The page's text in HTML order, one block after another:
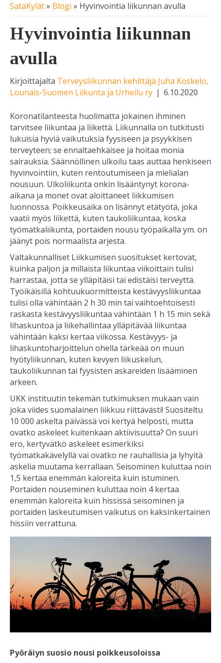
SataKylät» Blogi » Hyvinvointia liikunnan avulla
Hyvinvointia liikunnan
avulla
Kirjoittajalta Terveysliikunnan kehittäjä Juha Koskelo,
Lounais-Suomen Liikunta ja Urheilu ry | 6.10.2020
Koronatilanteesta huolimatta jokainen ihminen
tarvitsee liikuntaa ja liikettä. Liikunnalla on tutkitusti
lukuisia hyviä vaikutuksia fyysiseen ja psyykkisen
terveyteen; se ennaltaehkäisee ja hoitaa monia
sairauksia. Säännöllinen ulkoilu taas auttaa henkiseen
hyvinvointiin, kuten rentoutumiseen ja mielialan
nousuun. Ulkoliikunta onkin lisääntynyt korona-
aikana ja monet ovat aloittaneet liikkumisen
luonnossa. Poikkeusaika on lisännyt etätyötä, joka
vaatii myös liikettä, kuten taukoliikuntaa, koska
työmatkaliikunta, portaiden nousu työpaikalla ym. on
jäänyt pois normaalista arjesta.
Valtakunnalliset Liikkumisen suositukset kertovat,
kuinka paljon ja millaista liikuntaa viikoittain tulisi
harrastaa, jotta se ylläpitäisi tai edistäisi terveyttä.
Työikäisillä kohtuukuormitteista kestävyysliikuntaa
tulisi olla vähintään 2 h 30 min tai vaihtoehtoisesti
raskasta kestävyysliikuntaa vähintään 1 h 15 min sekä
lihaskuntoa ja liikehallintaa ylläpitävää liikuntaa
vähintään kaksi kertaa viikossa. Kestävyys- ja
lihaskuntoharjoittelun ohella tärkeää on muun
hyötyliikunnan, kuten kevyen liikuskelun,
taukoliikunnan tai fyysisten askareiden lisääminen
arkeen.
UKK instituutin tekemän tutkimuksen mukaan vain
joka viides suomalainen liikkuu riittävästi! Suositeltu
10 000 askelta päivässä voi kertyä helposti, mutta
ovatko askeleet kuitenkaan aktiivisuutta? On suuri
ero, kertyvätkö askeleet esimerkiksi
työmatkakävelyllä vai ovatko ne rauhallisia ja lyhyitä
askelia muutama kerrallaan. Seisominen kuluttaa noin
1,5 kertaa enemmän kaloreita kuin istuminen.
Portaiden nouseminen kuluttaa noin 4 kertaa
enemmän kaloreita kuin hississä seisominen ja
portaiden laskeutumisen vaikutus on kaksinkertainen
hissiin verrattuna.
Pyöräiyn suosio nousi poikkeusoloissa